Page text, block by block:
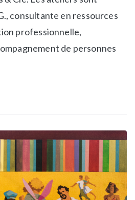
consultante en ressources
professionnelle,
de personnes